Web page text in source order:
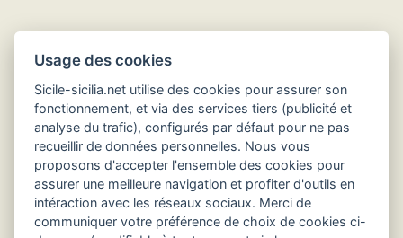
Hôtels en Sicile
Usage des cookies
Sicile-sicilia.net utilise des cookies pour assurer son
fonctionnement, et via des services tiers (publicité et
analyse du trafic), configurés par défaut pour ne pas
recueillir de données personnelles. Nous vous
proposons d'accepter l'ensemble des cookies pour
assurer une meilleure navigation et profiter d'outils en
intéraction avec les réseaux sociaux. Merci de
communiquer votre préférence de choix de cookies ci-